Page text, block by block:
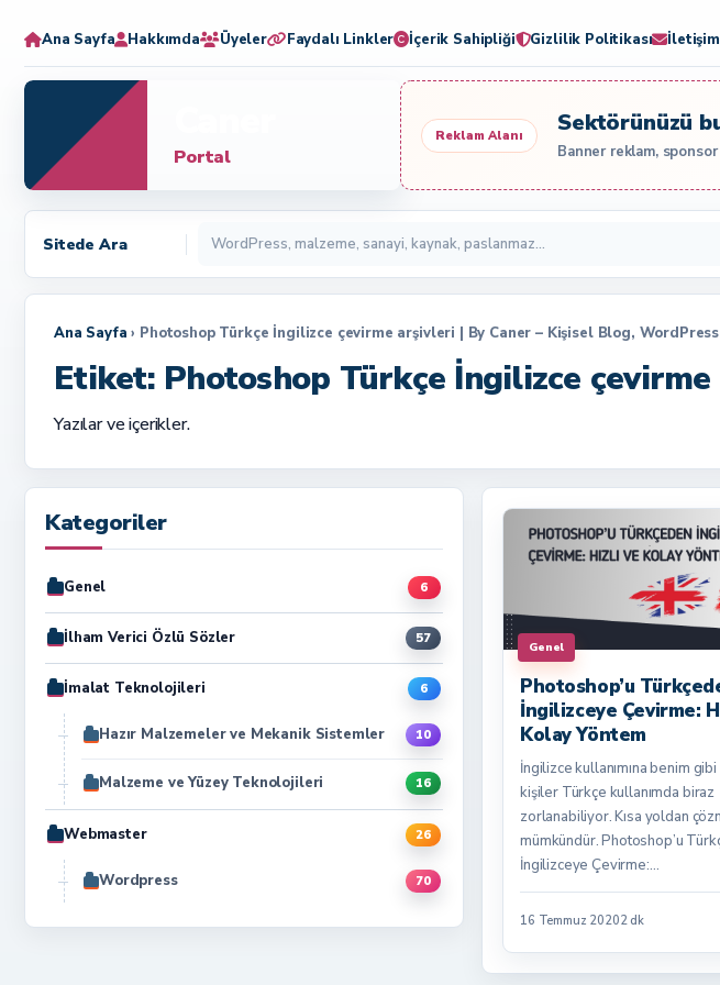
Ana Sayfa Hakkımda Üyeler Faydalı Linkler İçerik Sahipliği Gizlilik Politikası İletişim
Portal
Reklam Alanı Sektörünüzü
Banner reklam, sponsor
Sitede Ara
Ana Sayfa › Photoshop Türkçe İngilizce çevirme arşivleri | By Caner – Kişisel Blog,
Etiket: Photoshop Türkçe İngilizce çevirme
Yazılar ve içerikler.
Kategoriler
Genel 6
İlham Verici Özlü Sözler 57
İmalat Teknolojileri 6
Hazır Malzemeler ve Mekanik Sistemler 10
Malzeme ve Yüzey Teknolojileri 16
Webmaster 26
Wordpress 70
Genel
Photoshop’u
İngilizceye Çevirme:
Kolay Yöntem
İngilizce kullanımına benim gibi
kişiler Türkçe kullanımda biraz
zorlanabiliyor. Kısa yoldan
mümkündür. Photoshop’u
İngilizceye Çevirme:…
16 Temmuz 20202 dk